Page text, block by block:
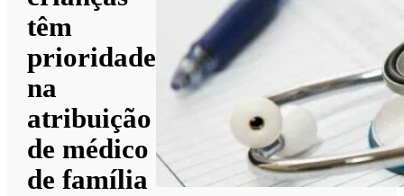
têm
prioridade
na
atribuição
de médico
de família